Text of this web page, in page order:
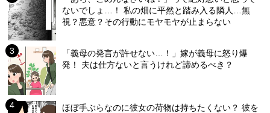
ないでしょ…！ 私の畑に平然と踏み入る隣人…無
視？悪意？その行動にモヤモヤが止まらない
「義母の発言が許せない…！」嫁が義母に怒り爆
発！ 夫は仕方ないと言うけれど諦めるべき？
ほぼ手ぶらなのに彼女の荷物は持ちたくない？ 彼を